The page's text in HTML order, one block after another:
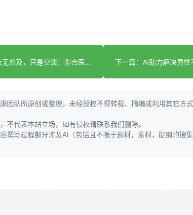
上一篇：创新若无普及，只是空谈：弥合医疗保健领域的鸿沟
团队所原创或整理，未经授权不得转载、摘编或利用其它方
不代表本站立场，如有侵权请联系我们删除。
撰写过程部分涉及AI（包括且不限于题材，素材，提纲的搜